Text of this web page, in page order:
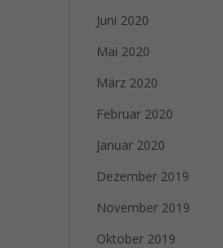
Juni 2020
Mai 2020
März 2020
Februar 2020
Januar 2020
Dezember 2019
November 2019
Oktober 2019